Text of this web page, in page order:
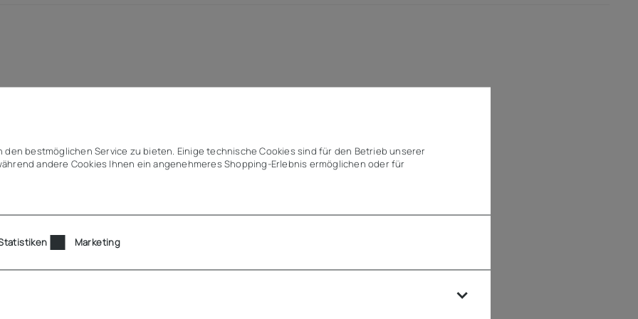
Stopprand
Edelstahl
Zubehör)
den bestmöglichen Service zu bieten. Einige technische Cookies sind für den Betrieb unserer
andere Cookies Ihnen ein angenehmeres Shopping-Erlebnis ermöglichen oder für
Marketing